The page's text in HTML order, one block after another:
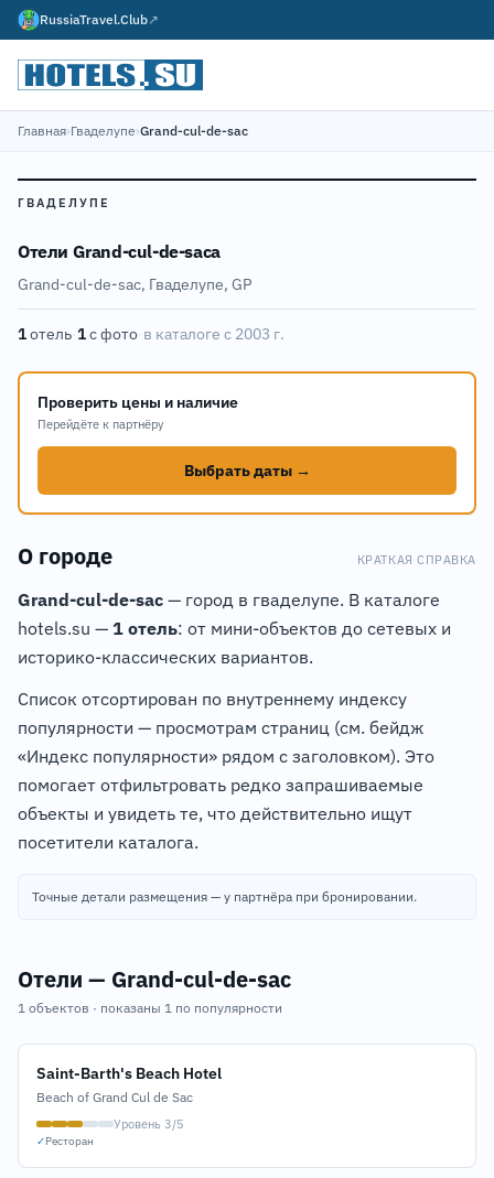
RussiaTravel.Club↗
Главная›Гваделупе›Grand-cul-de-sac
ГВАДЕЛУПЕ
Отели Grand-cul-de-sacа
Grand-cul-de-sac, Гваделупе, GP
1отель·1с фото·в каталоге с 2003 г.
Проверить цены и наличие
Перейдёте к партнёру
Выбрать даты →
О городе КРАТКАЯ СПРАВКА
Grand-cul-de-sac — город в гваделупе. В каталоге
hotels.su — 1 отель: от мини-объектов до сетевых и
историко-классических вариантов.
Список отсортирован по внутреннему индексу
популярности — просмотрам страниц (см. бейдж
«Индекс популярности» рядом с заголовком). Это
помогает отфильтровать редко запрашиваемые
объекты и увидеть те, что действительно ищут
посетители каталога.
Точные детали размещения — у партнёра при бронировании.
Отели — Grand-cul-de-sac
1 объектов · показаны 1 по популярности
Saint-Barth's Beach Hotel
Beach of Grand Cul de Sac
Уровень 3/5
✓Ресторан